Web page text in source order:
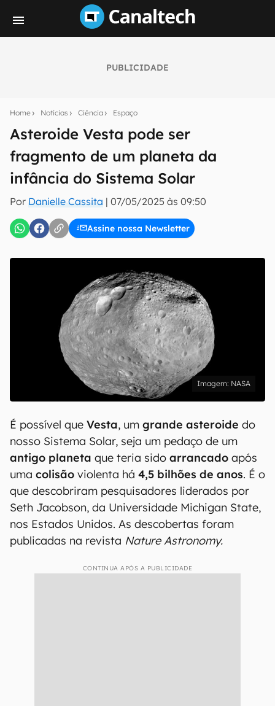
PUBLICIDADE
Home Notícias Ciência Espaço
Asteroide Vesta pode ser
fragmento de um planeta da
infância do Sistema Solar
Por Danielle Cassita | 07/05/2025 às 09:50
Assine nossa Newsletter
notícias e reviews sobre tecnologia em primeira
mão.
E-mail
inscreva-se
Uso e Política de Privacidade do Canaltech.
NASA
É possível que Vesta, um grande asteroide do
nosso Sistema Solar, seja um pedaço de um
antigo planeta que teria sido arrancado após
uma colisão violenta há 4,5 bilhões de anos. É o
que descobriram pesquisadores liderados por
Seth Jacobson, da Universidade Michigan State,
nos Estados Unidos. As descobertas foram
publicadas na revista Nature Astronomy.
CONTINUA APÓS A PUBLICIDADE